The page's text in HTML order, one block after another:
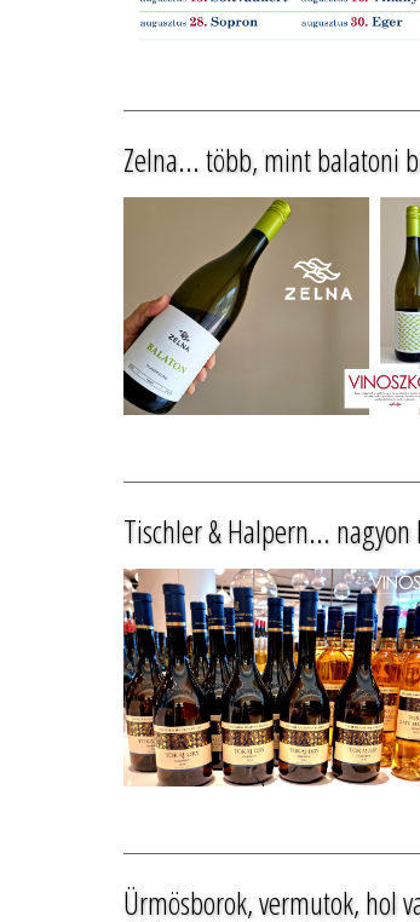
Zelna... több, mint balatoni
Tischler & Halpern...
Ürmösborok, vermutok, hol